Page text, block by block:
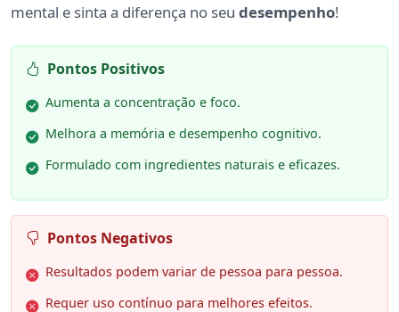
mental e sinta a diferença no seu desempenho!
Pontos Positivos
Aumenta a concentração e foco.
Melhora a memória e desempenho cognitivo.
Formulado com ingredientes naturais e eficazes.
Pontos Negativos
Resultados podem variar de pessoa para pessoa.
Requer uso contínuo para melhores efeitos.